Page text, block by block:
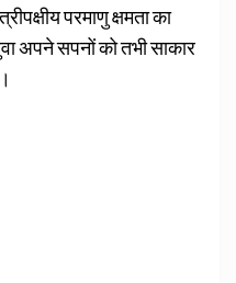
परमाणु क्षमता का
अपने सपनों को तभी साकार